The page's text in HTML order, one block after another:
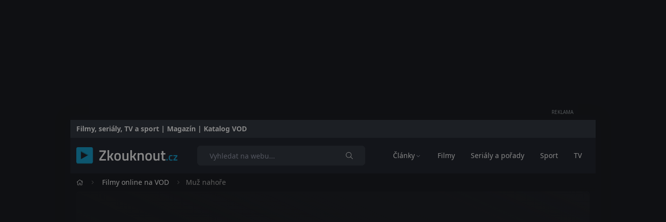
REKLAMA
Filmy, seriály, TV a sport | Magazín | Katalog VOD
Články Filmy Seriály a pořady Sport TV
Filmy online na VOD Muž nahoře